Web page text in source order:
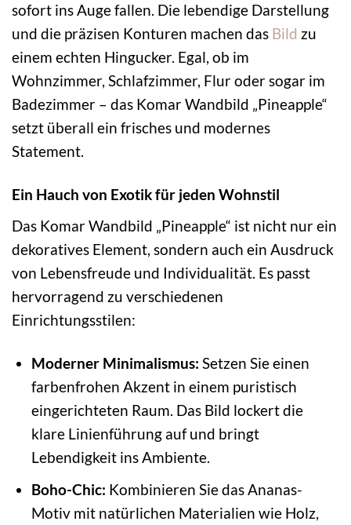
sofort ins Auge fallen. Die lebendige Darstellung
und die präzisen Konturen machen das Bild zu
einem echten Hingucker. Egal, ob im
Wohnzimmer, Schlafzimmer, Flur oder sogar im
Badezimmer – das Komar Wandbild „Pineapple“
setzt überall ein frisches und modernes
Statement.
Ein Hauch von Exotik für jeden Wohnstil
Das Komar Wandbild „Pineapple“ ist nicht nur ein
dekoratives Element, sondern auch ein Ausdruck
von Lebensfreude und Individualität. Es passt
hervorragend zu verschiedenen
Einrichtungsstilen:
Moderner Minimalismus: Setzen Sie einen
farbenfrohen Akzent in einem puristisch
eingerichteten Raum. Das Bild lockert die
klare Linienführung auf und bringt
Lebendigkeit ins Ambiente.
Boho-Chic: Kombinieren Sie das Ananas-
Motiv mit natürlichen Materialien wie Holz,